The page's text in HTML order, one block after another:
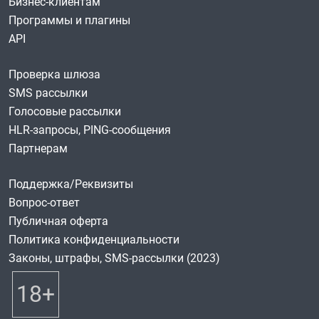
Программы и плагины
API
Проверка шлюза
SMS рассылки
Голосовые рассылки
HLR-запросы, PING-сообщения
Партнерам
Поддержка/Реквизиты
Вопрос-ответ
Публичная оферта
Политика конфиденциальности
Законы, штрафы, SMS-рассылки (2023)
18+